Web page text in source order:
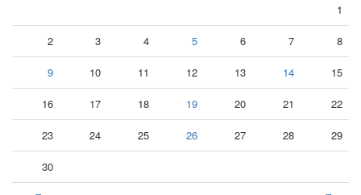
1
2 3 4 5 6 7 8
9 10 11 12 13 14 15
16 17 18 19 20 21 22
23 24 25 26 27 28 29
30